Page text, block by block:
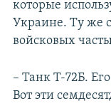
которые
Украине. Ту же
войсковых
– Танк Т-72Б.
Вот эти